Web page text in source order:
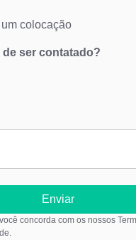
colocação
ser contatado?
Enviar
concorda com os nossos